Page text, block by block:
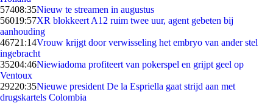
57408:35Nieuw te streamen in augustus
56019:57XR blokkeert A12 ruim twee uur, agent gebeten bij
aanhouding
46721:14Vrouw krijgt door verwisseling het embryo van ander stel
ingebracht
35204:46Niewiadoma profiteert van pokerspel en grijpt geel op
Ventoux
29220:35Nieuwe president De la Espriella gaat strijd aan met
drugskartels Colombia